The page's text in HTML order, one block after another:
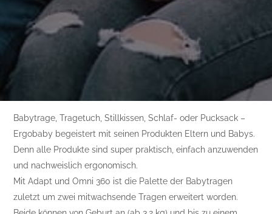
Babytrage, Tragetuch, Stillkissen, Schlaf- oder Pucksack –
Ergobaby begeistert mit seinen Produkten Eltern und Babys.
Denn alle Produkte sind super praktisch, einfach anzuwenden
und nachweislich ergonomisch.
Mit Adapt und Omni 360 ist die Palette der Babytragen
zuletzt um zwei mitwachsende Tragen erweitert worden.